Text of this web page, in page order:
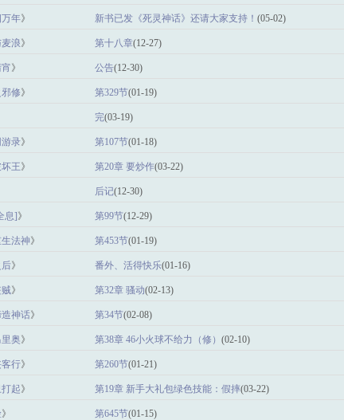
年》 新书已发《死灵神话》还请大家支持！ (05-02)
浪》 第十八章(12-27)
》 公告(12-30)
修》 第329节(01-19)
完(03-19)
录》 第107节(01-18)
王》 第20章 要炒作(03-22)
后记(12-30)
息] 》 第99节(12-29)
法神》 第453节(01-19)
》 番外、活得快乐(01-16)
贼》 第32章 骚动(02-13)
造神话》 第34节(02-08)
奥》 第38章 46小火球不给力（修） (02-10)
行》 第260节(01-21)
起》 第19章 新手大礼包绿色技能：假摔(03-22)
》 第645节(01-15)